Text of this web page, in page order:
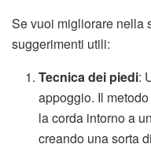
Se vuoi migliorare nella
suggerimenti utili:
Tecnica dei piedi:
appoggio. Il
la corda intorno a
creando una sorta